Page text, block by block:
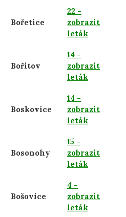
Bořetice
22 -
zobrazit
leták
Bořitov
14 -
zobrazit
leták
Boskovice
14 -
zobrazit
leták
Bosonohy
15 -
zobrazit
leták
Bošovice
4 -
zobrazit
leták